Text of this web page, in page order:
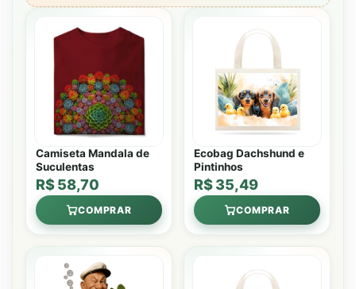
Camiseta Mandala de
Suculentas
R$ 58,70
COMPRAR
Ecobag Dachshund e
Pintinhos
R$ 35,49
COMPRAR